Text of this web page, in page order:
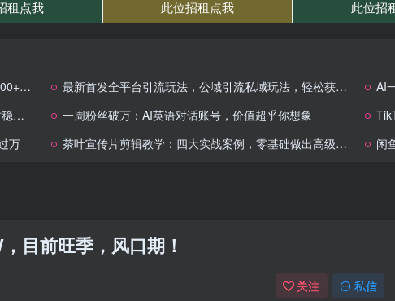
轻… 最新首发全平台引流玩法，公域引流私域玩法，轻松获客500+，附引流脚本，克隆截流自热玩法
AI
玩
一周粉丝破万：AI英语对话账号，价值超乎你想象
万
茶叶宣传片剪辑教学：四大实战案例，零基础做出高级茶叶宣传片 闲
目前旺季，风口期！
关注 私信